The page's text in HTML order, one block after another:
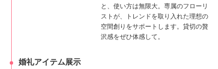
と、使い方は無限大。専属のフローリ
ストが、トレンドを取り入れた理想の
空間創りをサポートします。貸切の贅
沢感をぜひ体感して。
婚礼アイテム展示